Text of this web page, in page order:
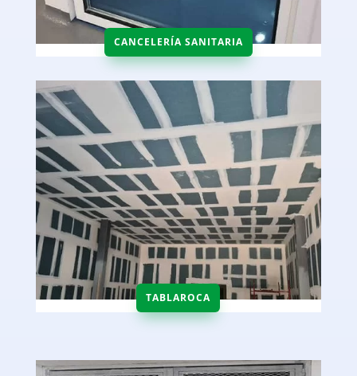
CANCELERÍA SANITARIA
TABLAROCA